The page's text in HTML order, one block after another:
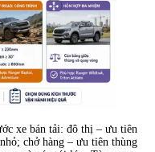
xe bán tải: đô thị – ưu tiên
chở hàng – ưu tiên thùng